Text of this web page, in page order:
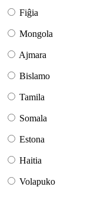
Fiĝia
Mongola
Ajmara
Bislamo
Tamila
Somala
Estona
Haitia
Volapuko